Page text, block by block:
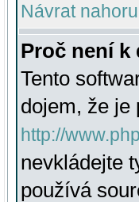
Návrat nahoru
Proč není k
Tento
dojem, že je
http://
nevkládejte
používá